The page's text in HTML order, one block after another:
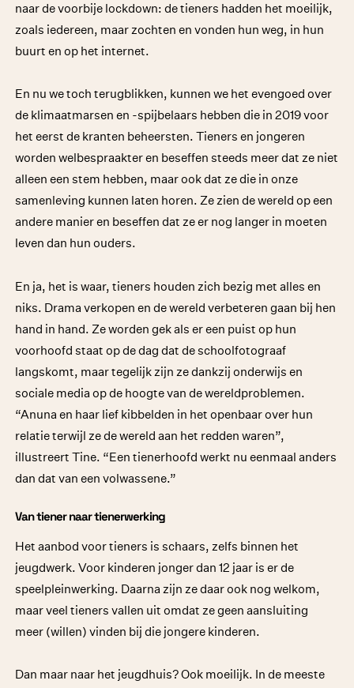
naar de voorbije lockdown: de tieners hadden het moeilijk,
zoals iedereen, maar zochten en vonden hun weg, in hun
buurt en op het internet.
En nu we toch terugblikken, kunnen we het evengoed over
de klimaatmarsen en -spijbelaars hebben die in 2019 voor
het eerst de kranten beheersten. Tieners en jongeren
worden welbespraakter en beseffen steeds meer dat ze niet
alleen een stem hebben, maar ook dat ze die in onze
samenleving kunnen laten horen. Ze zien de wereld op een
andere manier en beseffen dat ze er nog langer in moeten
leven dan hun ouders.
En ja, het is waar, tieners houden zich bezig met alles en
niks. Drama verkopen en de wereld verbeteren gaan bij hen
hand in hand. Ze worden gek als er een puist op hun
voorhoofd staat op de dag dat de schoolfotograaf
langskomt, maar tegelijk zijn ze dankzij onderwijs en
sociale media op de hoogte van de wereldproblemen.
“Anuna en haar lief kibbelden in het openbaar over hun
relatie terwijl ze de wereld aan het redden waren”,
illustreert Tine. “Een tienerhoofd werkt nu eenmaal anders
dan dat van een volwassene.”
Van tiener naar tienerwerking
Het aanbod voor tieners is schaars, zelfs binnen het
jeugdwerk. Voor kinderen jonger dan 12 jaar is er de
speelpleinwerking. Daarna zijn ze daar ook nog welkom,
maar veel tieners vallen uit omdat ze geen aansluiting
meer (willen) vinden bij die jongere kinderen.
Dan maar naar het jeugdhuis? Ook moeilijk. In de meeste